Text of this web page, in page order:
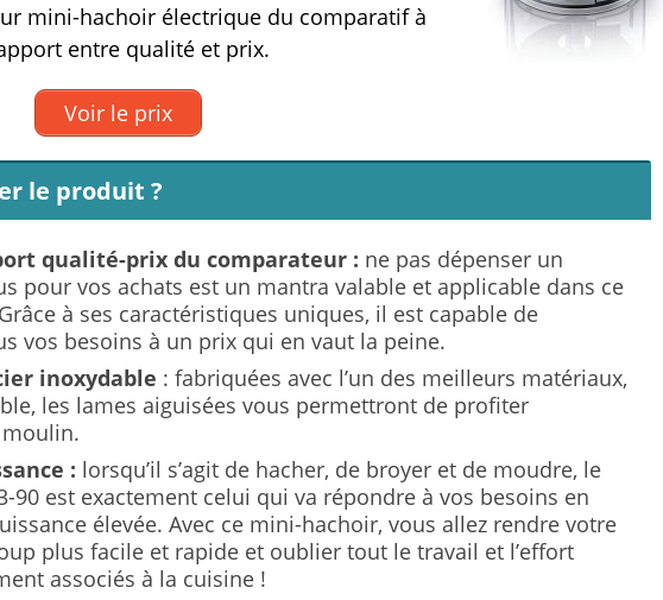
mini-hachoir électrique du comparatif à
entre qualité et prix.
Voir le prix
le produit ?
qualité-prix du comparateur : ne pas dépenser un
pour vos achats est un mantra valable et applicable dans ce
à ses caractéristiques uniques, il est capable de
vos besoins à un prix qui en vaut la peine.
inoxydable : fabriquées avec l’un des meilleurs matériaux,
les lames aiguisées vous permettront de profiter
: lorsqu’il s’agit de hacher, de broyer et de moudre, le
90 est exactement celui qui va répondre à vos besoins en
élevée. Avec ce mini-hachoir, vous allez rendre votre
plus facile et rapide et oublier tout le travail et l’effort
associés à la cuisine !